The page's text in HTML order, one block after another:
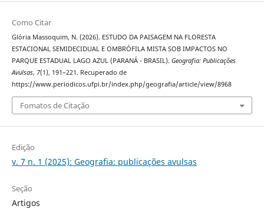
Como Citar
Glória Massoquim, N. (2026). ESTUDO DA PAISAGEM NA FLORESTA
ESTACIONAL SEMIDECIDUAL E OMBRÓFILA MISTA SOB IMPACTOS NO
PARQUE ESTADUAL LAGO AZUL (PARANÁ - BRASIL). Geografia: Publicações
Avulsas, 7(1), 191–221. Recuperado de
https://www.periodicos.ufpi.br/index.php/geografia/article/view/8968
Fomatos de Citação
Edição
v. 7 n. 1 (2025): Geografia: publicações avulsas
Seção
Artigos